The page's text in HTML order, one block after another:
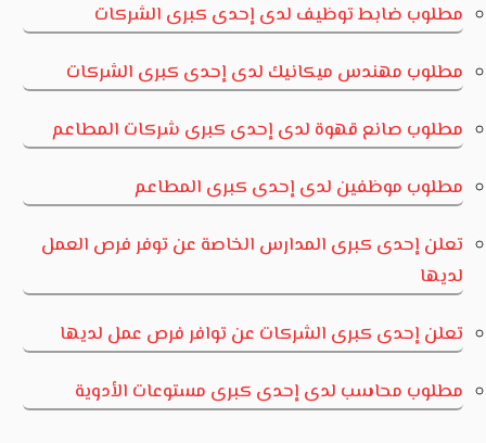
مطلوب ضابط توظيف لدى إحدى كبرى الشركات
مطلوب مهندس ميكانيك لدى إحدى كبرى الشركات
مطلوب صانع قهوة لدى إحدى كبرى شركات المطاعم
مطلوب موظفين لدى إحدى كبرى المطاعم
تعلن إحدى كبرى المدارس الخاصة عن توفر فرص العمل
لديها
تعلن إحدى كبرى الشركات عن توافر فرص عمل لديها
مطلوب محاسب لدى إحدى كبرى مستوعات الأدوية